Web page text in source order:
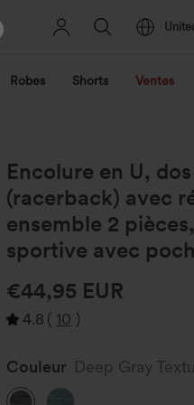
Robes Shorts Ventes
Encolure en U,
(racerback) avec
ensemble 2
sportive avec
€44,95 EUR
4.8 ( 10 )
Couleur Deep Gray